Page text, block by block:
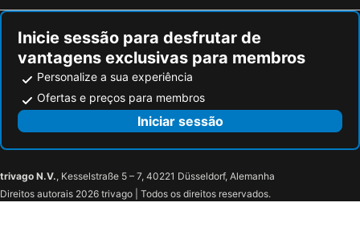
Inicie sessão para desfrutar de
vantagens exclusivas para membros
Personalize a sua experiência
Ofertas e preços para membros
Iniciar sessão
trivago N.V., Kesselstraße 5 – 7, 40221 Düsseldorf, Alemanha
Direitos autorais 2026 trivago | Todos os direitos reservados.